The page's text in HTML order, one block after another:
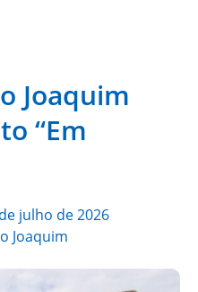
Joaquim
“Em
julho de 2026
Joaquim